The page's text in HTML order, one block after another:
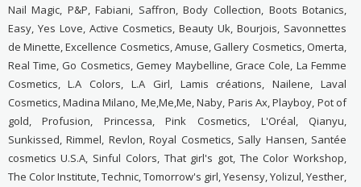
Nail Magic, P&P, Fabiani, Saffron, Body Collection, Boots Botanics,
Easy, Yes Love, Active Cosmetics, Beauty Uk, Bourjois, Savonnettes
de Minette, Excellence Cosmetics, Amuse, Gallery Cosmetics, Omerta,
Real Time, Go Cosmetics, Gemey Maybelline, Grace Cole, La Femme
Cosmetics, L.A Colors, L.A Girl, Lamis créations, Nailene, Laval
Cosmetics, Madina Milano, Me,Me,Me, Naby, Paris Ax, Playboy, Pot of
gold, Profusion, Princessa, Pink Cosmetics, L'Oréal, Qianyu,
Sunkissed, Rimmel, Revlon, Royal Cosmetics, Sally Hansen, Santée
cosmetics U.S.A, Sinful Colors, That girl's got, The Color Workshop,
The Color Institute, Technic, Tomorrow's girl, Yesensy, Yolizul, Yesther,